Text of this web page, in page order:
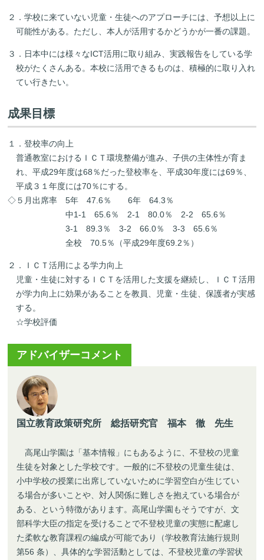
２．学校に来ていない児童・生徒へのアプローチには、予想以上に
可能性がある。ただし、本人が活用するかどうかが一番の課題。
３．日本中には様々なICT活用に取り組み、実践報告をしている学
校がたくさんある。本校に活用できるものは、積極的に取り入れ
てい行きたい。
成果目標
１．登校率の向上
普通教室におけるＩＣＴ環境整備が進み、子供の主体性が育ま
れ、平成29年度は68％だった登校率を、平成30年度には69％、
平成３１年度には70％にする。
◇５月出席率 5年 47.6％ 6年 64.3％
中1-1 65.6％ 2-1 80.0％ 2-2 65.6％
3-1 89.3％ 3-2 66.0％ 3-3 65.6％
全校 70.5％（平成29年度69.2％）
２．ＩＣＴ活用による学力向上
児童・生徒に対するＩＣＴを活用した支援を継続し、ＩＣＴ活用
が学力向上に効果があることを教員、児童・生徒、保護者が実感
する。
☆学校評価
アドバイザーコメント
国立教育政策研究所 総括研究官 福本 徹 先生
高尾山学園は「基本情報」にもあるように、不登校の児童
生徒を対象とした学校です。一般的に不登校の児童生徒は、
小中学校の授業に出席していないために学習空白が生じてい
る場合が多いことや、対人関係に難しさを抱えている場合が
ある、という特徴があります。高尾山学園もそうですが、文
部科学大臣の指定を受けることで不登校児童の実態に配慮し
た柔軟な教育課程の編成が可能であり（学校教育法施行規則
第56 条）、具体的な学習活動としては、不登校児童の学習状